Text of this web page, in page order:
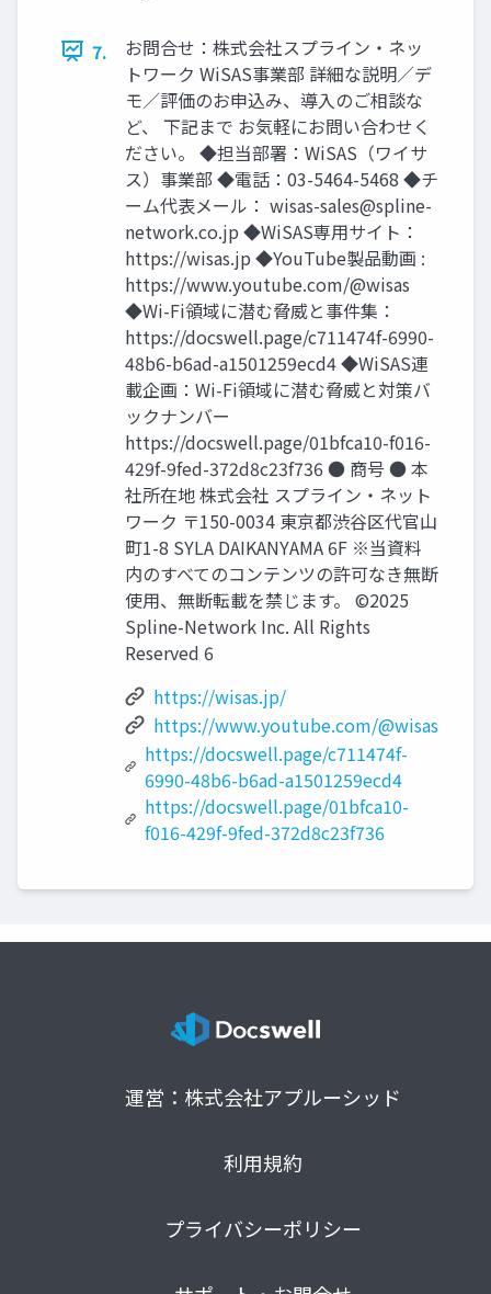
7.
お問合せ：株式会社スプライン・ネッ
トワーク WiSAS事業部 詳細な説明／デ
モ／評価のお申込み、導入のご相談な
ど、 下記まで お気軽にお問い合わせく
ださい。 ◆担当部署：WiSAS（ワイサ
ス）事業部 ◆電話：03-5464-5468 ◆チ
ーム代表メール： wisas-sales@spline-
network.co.jp ◆WiSAS専用サイト：
https://wisas.jp ◆YouTube製品動画 :
https://www.youtube.com/@wisas
◆Wi-Fi領域に潜む脅威と事件集：
https://docswell.page/c711474f-6990-
48b6-b6ad-a1501259ecd4 ◆WiSAS連
載企画：Wi-Fi領域に潜む脅威と対策バ
ックナンバー
https://docswell.page/01bfca10-f016-
429f-9fed-372d8c23f736 ● 商号 ● 本
社所在地 株式会社 スプライン・ネット
ワーク 〒150-0034 東京都渋谷区代官山
町1-8 SYLA DAIKANYAMA 6F ※当資料
内のすべてのコンテンツの許可なき無断
使用、無断転載を禁じます。 ©2025
Spline-Network Inc. All Rights
Reserved 6
https://wisas.jp/
https://www.youtube.com/@wisas
https://docswell.page/c711474f-
6990-48b6-b6ad-a1501259ecd4
https://docswell.page/01bfca10-
f016-429f-9fed-372d8c23f736
運営：株式会社アプルーシッド
利用規約
プライバシーポリシー